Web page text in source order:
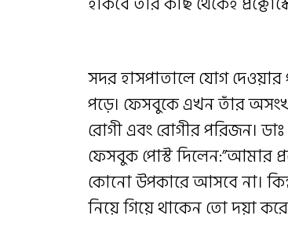
সদর হাসপাতালে যোগ দেওয়ার
পড়ে। ফেসবুকে এখন তাঁর
রোগী এবং রোগীর পরিজন।
ফেসবুক পোস্ট দিলেন:”আমার
কোনো উপকারে আসবে না।
নিয়ে গিয়ে থাকেন তো দয়া